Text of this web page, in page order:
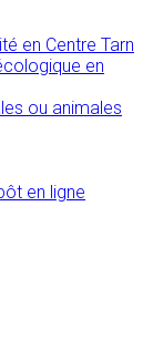
en Centre Tarn
en
ou animales
en ligne